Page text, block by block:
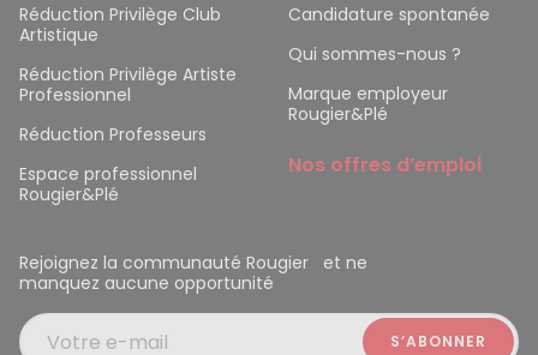
Réduction Privilège Club
Artistique
Réduction Privilège Artiste
Professionnel
Réduction Professeurs
Espace professionnel
Rougier&Plé
Candidature spontanée
Qui sommes-nous ?
Marque employeur
Rougier&Plé
Nos offres d’emploi
Rejoignez la communauté Rougier et ne
manquez aucune opportunité
Votre e-mail